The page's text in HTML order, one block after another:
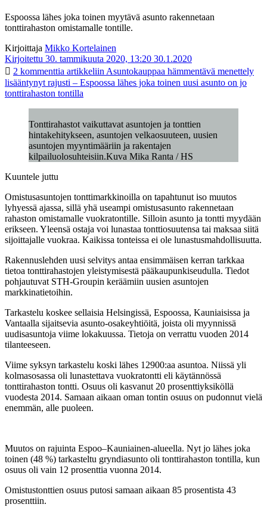
Espoossa lähes joka toinen myytävä asunto rakennetaan
tonttirahaston omistamalle tontille.
Kirjoittaja Mikko Kortelainen
Kirjoitettu 30. tammikuuta 2020, 13:20 30.1.2020
2 kommenttia artikkeliin Asuntokauppaa hämmentävä menettely
lisääntynyt rajusti – Espoossa lähes joka toinen uusi asunto on jo
tonttirahaston tontilla
Tonttirahastot vaikuttavat asuntojen ja tonttien
hintakehitykseen, asuntojen velkaosuuteen, uusien
asuntojen myyntimääriin ja rakentajen
kilpailuolosuhteisiin.Kuva Mika Ranta / HS
Kuuntele juttu
Omistusasuntojen tonttimarkkinoilla on tapahtunut iso muutos
lyhyessä ajassa, sillä yhä useampi omistusasunto rakennetaan
rahaston omistamalle vuokratontille. Silloin asunto ja tontti myydään
erikseen. Yleensä ostaja voi lunastaa tonttiosuutensa tai maksaa siitä
sijoittajalle vuokraa. Kaikissa tonteissa ei ole lunastusmahdollisuutta.
Rakennuslehden uusi selvitys antaa ensimmäisen kerran tarkkaa
tietoa tonttirahastojen yleistymisestä pääkaupunkiseudulla. Tiedot
pohjautuvat STH-Groupin keräämiin uusien asuntojen
markkinatietoihin.
Tarkastelu koskee sellaisia Helsingissä, Espoossa, Kauniaisissa ja
Vantaalla sijaitsevia asunto-osakeyhtiöitä, joista oli myynnissä
uudisasuntoja viime lokakuussa. Tietoja on verrattu vuoden 2014
tilanteeseen.
Viime syksyn tarkastelu koski lähes 12900:aa asuntoa. Niissä yli
kolmasosassa oli lunastettava vuokratontti eli käytännössä
tonttirahaston tontti. Osuus oli kasvanut 20 prosenttiyksiköllä
vuodesta 2014. Samaan aikaan oman tontin osuus on pudonnut vielä
enemmän, alle puoleen.
Muutos on rajuinta Espoo–Kauniainen-alueella. Nyt jo lähes joka
toinen (48 %) tarkasteltu gryndiasunto oli tonttirahaston tontilla, kun
osuus oli vain 12 prosenttia vuonna 2014.
Omistustonttien osuus putosi samaan aikaan 85 prosentista 43
prosenttiin.